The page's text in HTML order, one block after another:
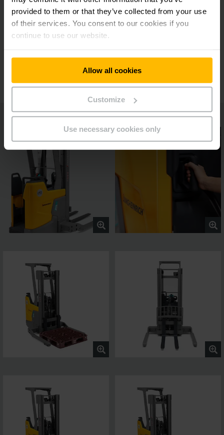
provided to them or that they’ve collected from your use
of their services. You consent to our cookies if you
continue to use our website.
Allow all cookies
Customize
Use necessary cookies only
Flexível nas cargas especiais